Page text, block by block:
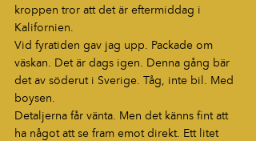
kroppen tror att det är eftermiddag i
Kalifornien.
Vid fyratiden gav jag upp. Packade om
väskan. Det är dags igen. Denna gång bär
det av söderut i Sverige. Tåg, inte bil. Med
boysen.
Detaljerna får vänta. Men det känns fint att
ha något att se fram emot direkt. Ett litet